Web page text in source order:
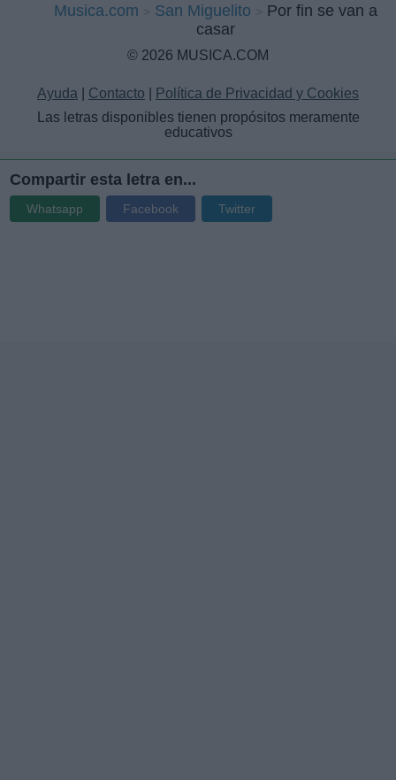
Musica.com San Miguelito
Por fin se van a
casar
© 2026 MUSICA.COM
Ayuda Contacto
Política de Privacidad y Cookies
Las letras disponibles tienen propósitos meramente
educativos
Compartir esta letra en...
Whatsapp Facebook Twitter